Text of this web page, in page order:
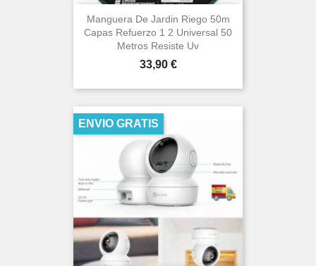
Manguera De Jardin Riego 50m
Capas Refuerzo 1 2 Universal 50
Metros Resiste Uv
Precio
33,90 €
ENVIO GRATIS